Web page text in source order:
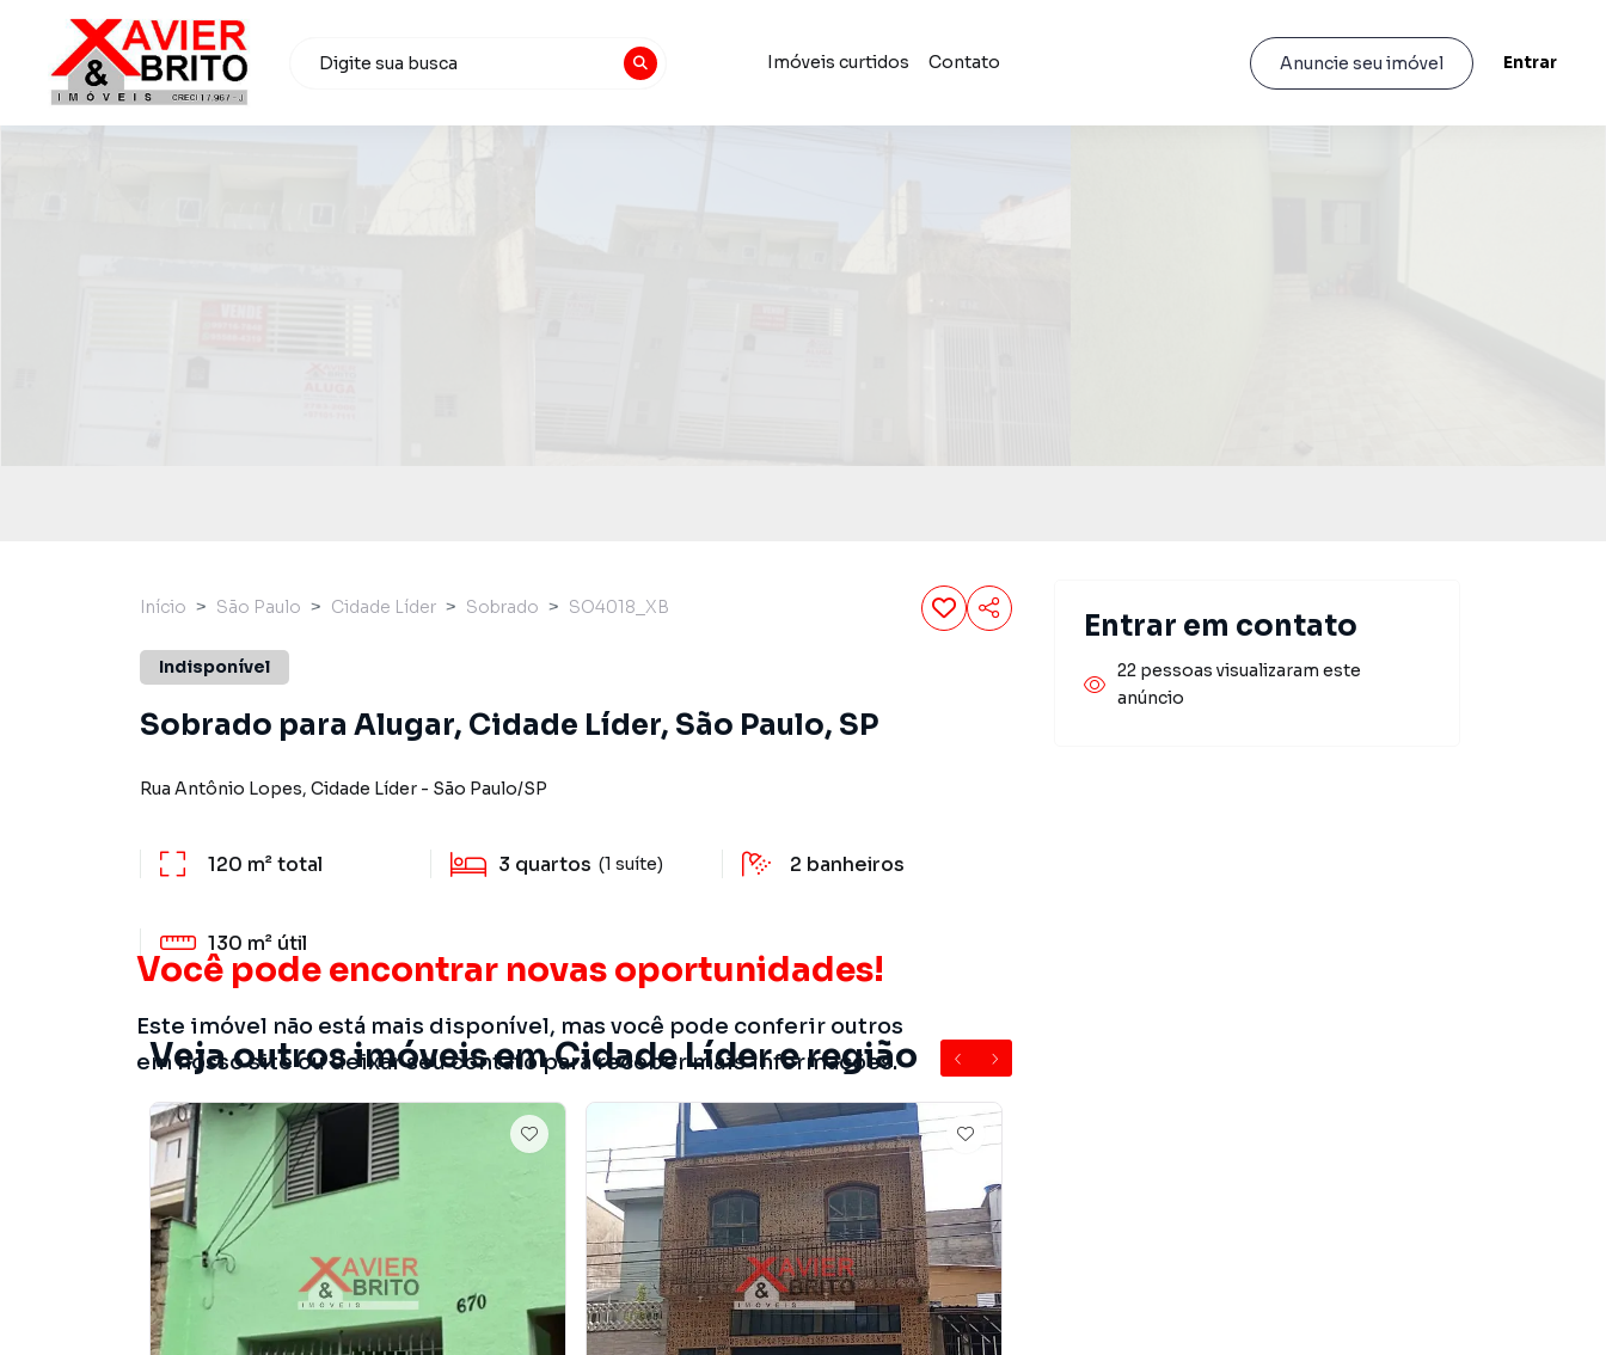
Imóveis curtidos Contato Anuncie seu imóvel Entrar
Você pode encontrar novas oportunidades!
Este imóvel não está mais disponível, mas você pode conferir outros
em nosso site ou deixar seu contato para receber mais informações.
Início São Paulo Cidade Líder Sobrado SO4018_XB
Indisponível
Sobrado para Alugar, Cidade Líder, São Paulo, SP
Rua Antônio Lopes, Cidade Líder - São Paulo/SP
120 m²total 3 quartos (1 suíte) 2 banheiros
130 m² útil
Veja outros imóveis em Cidade Líder e região
Entrar em contato
22 pessoas visualizaram este
anúncio